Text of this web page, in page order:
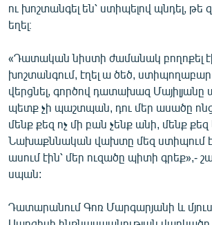
ու խոշտանգել են՝ ստիպելով պնդել, թե
եղել։
«Դատական նիստի ժամանակ բողոքել
խոշտանգում, էղել ա ծեծ, ստիպողաբար
վերցնել, գործով դատախազ Մայիլյանը
պետք չի պաշտպան, դու մեր ասածը
մենք քեզ ոչ մի բան չենք անի, մենք
Նախաքննական վախտը մեզ ստիպում
ասում էին՝ մեր ուզածը պիտի գրեք»,-
սպան:
Դատարանում Գոռ Մարգարյանի և